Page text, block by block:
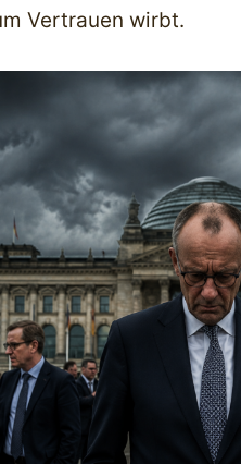
Vertrauen wirbt.